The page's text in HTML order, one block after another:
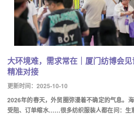
大环境难，需求常在｜厦门纺博会见
精准对接
更新时间：2025-10-10
2026年的春天，外贸圈弥漫着不确定的气息。
受阻、订单缩水……很多纺织服装人都在问：生